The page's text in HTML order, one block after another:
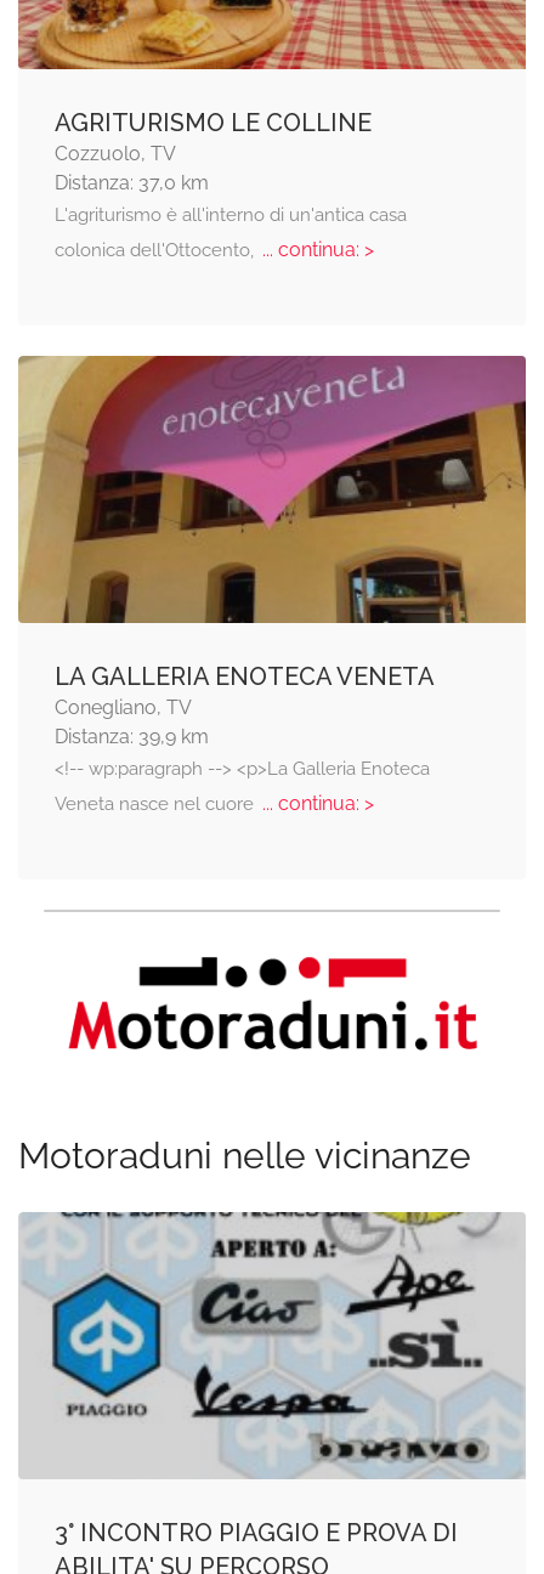
AGRITURISMO LE COLLINE
Cozzuolo, TV
Distanza: 37,0 km
L'agriturismo è all'interno di un'antica casa
colonica dell'Ottocento, ... continua: >
LA GALLERIA ENOTECA VENETA
Conegliano, TV
Distanza: 39,9 km
<!-- wp:paragraph --> <p>La Galleria Enoteca
Veneta nasce nel cuore... continua: >
Motoraduni nelle vicinanze
3° INCONTRO PIAGGIO E PROVA DI
ABILITA' SU PERCORSO